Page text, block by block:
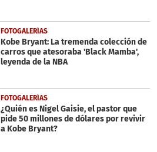
FOTOGALERÍAS
Kobe Bryant: La tremenda colección de
carros que atesoraba 'Black Mamba',
leyenda de la NBA
FOTOGALERÍAS
¿Quién es Nigel Gaisie, el pastor que
pide 50 millones de dólares por revivir
a Kobe Bryant?